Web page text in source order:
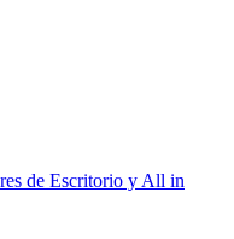
de Escritorio y All in